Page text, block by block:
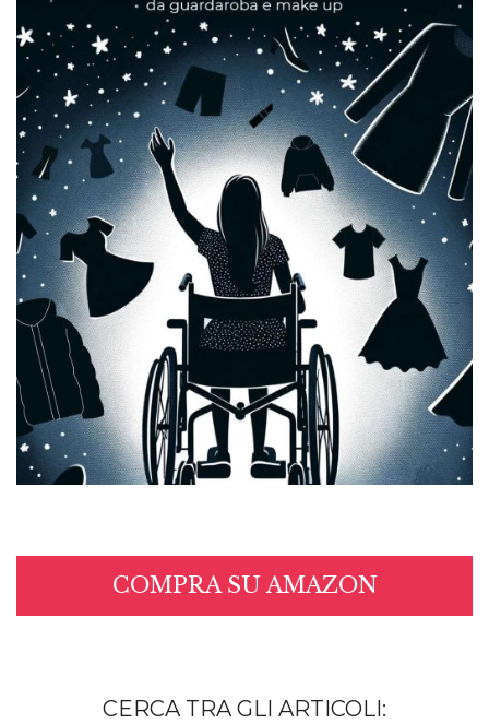
COMPRA SU AMAZON
CERCA TRA GLI ARTICOLI: